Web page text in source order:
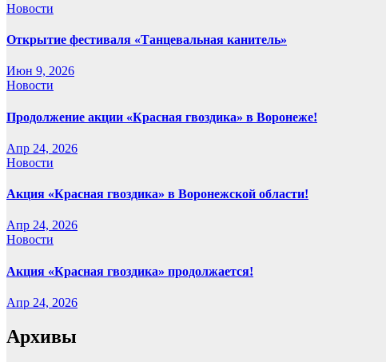
Новости
Открытие фестиваля «Танцевальная канитель»
Июн 9, 2026
Новости
Продолжение акции «Красная гвоздика» в Воронеже!
Апр 24, 2026
Новости
Акция «Красная гвоздика» в Воронежской области!
Апр 24, 2026
Новости
Акция «Красная гвоздика» продолжается!
Апр 24, 2026
Архивы